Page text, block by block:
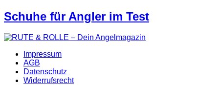
Schuhe für Angler im Test
Impressum
AGB
Datenschutz
Widerrufsrecht